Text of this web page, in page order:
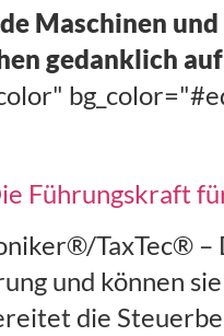
Maschinen und
gedanklich
Führungskraft
TaxTec® –
und können
die